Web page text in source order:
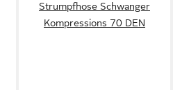
Strumpfhose Schwanger
Kompressions 70 DEN